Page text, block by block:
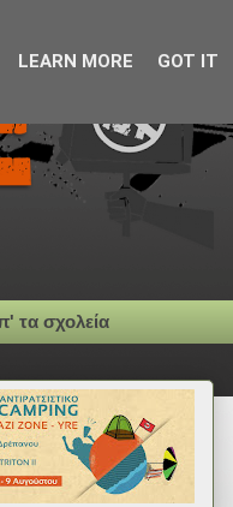
τα σχολεία
LEARN MORE GOT IT